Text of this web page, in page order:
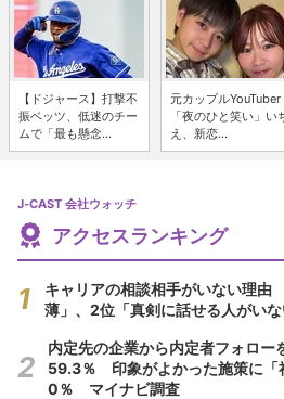
【ドジャース】打撃不
振ベッツ、低迷のチー
ムで「最も懸念...
元カップルYouTuber
「夜のひと笑い」い
え、新恋...
J-CAST 会社ウォッチ
アクセスランキング
キャリアの相談相手がいない理
薄」、2位「真剣に話せる人がいな
内定先の企業から内定者フォロー
59.3％ 印象がよかった施策に「
0％ マイナビ調査